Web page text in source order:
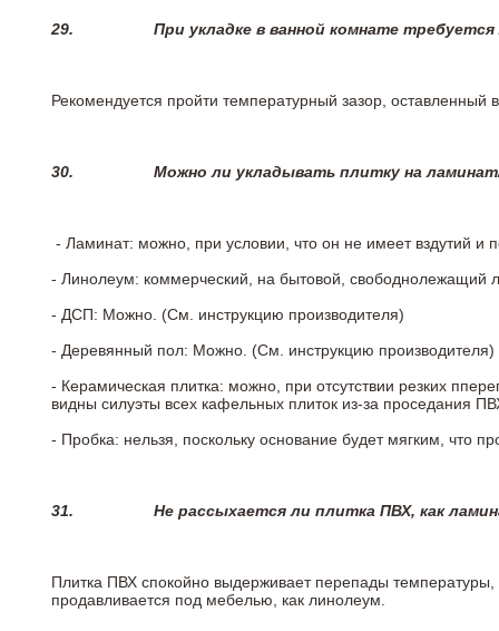
29. При укладке в ванной комнате
Рекомендуется пройти температурный зазор,
30. Можно ли укладывать плитку на
- Ламинат: можно, при условии, что он не имеет вздутий
- Линолеум: коммерческий, на бытовой, свободнолежащий
- ДСП: Можно. (См. инструкцию производителя)
- Деревянный пол: Можно. (См. инструкцию производителя)
- Керамическая плитка: можно, при отсутствии резких
видны силуэты всех кафельных плиток из-за проседания
- Пробка: нельзя, поскольку основание будет мягким, что
31. Не рассыхается ли плитка ПВХ, как
Плитка ПВХ спокойно выдерживает перепады температуры,
продавливается под мебелью, как линолеум.